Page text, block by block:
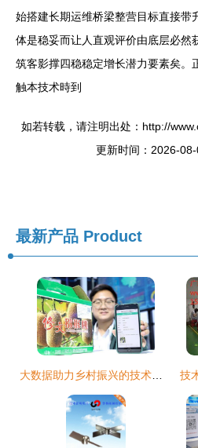
始搭建长期运维桥梁整营目标直接带
体是稳妥而让人直观评价由底层必然
筑客影撑四稳稳定增长潜力要素矣。
触本技术時到
如若转载，请注明出处：http://
更新时间：2026-
最新产品 Product